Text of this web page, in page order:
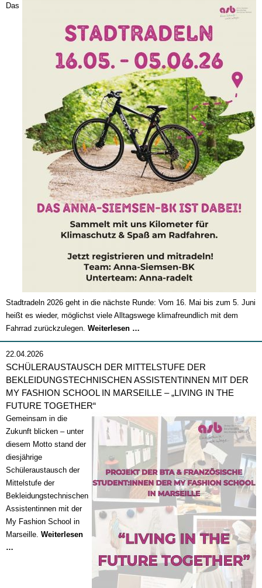
Das
Stadtradeln 2026 geht in die nächste Runde: Vom 16. Mai bis zum 5. Juni
heißt es wieder, möglichst viele Alltagswege klimafreundlich mit dem
Fahrrad zurückzulegen. Weiterlesen …
2026
22.04.2026
SCHÜLERAUSTAUSCH DER MITTELSTUFE DER
BEKLEIDUNGSTECHNISCHEN ASSISTENTINNEN MIT DER
MY FASHION SCHOOL IN MARSEILLE – „LIVING IN THE
FUTURE TOGETHER“
Gemeinsam in die
Zukunft blicken – unter
diesem Motto stand der
diesjährige
Schüleraustausch der
Mittelstufe der
Bekleidungstechnischen
Assistentinnen mit der
My Fashion School in
Marseille. Weiterlesen
…